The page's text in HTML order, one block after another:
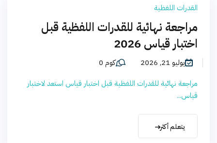
القدرات اللفظية
مراجعة نهائية للقدرات اللفظية قبل
اختبار قياس 2026
يوليو 21, 2026
كوم 0
مراجعة نهائية للقدرات اللفظية قبل اختبار قياس استعد لاختبار
قياس...
يتعلم أكثر